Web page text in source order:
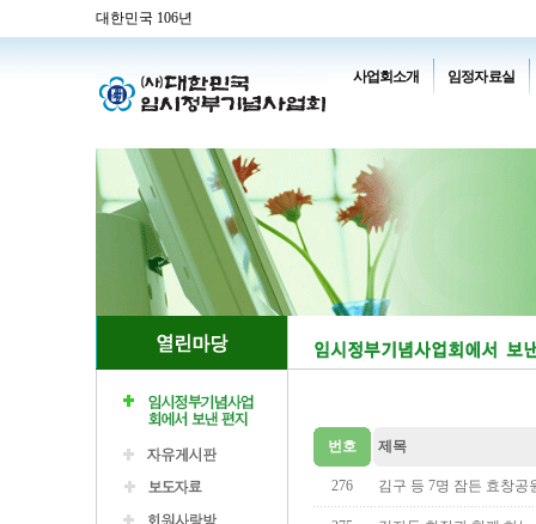
대한민국 106년
사업회소개 임정자료실
번호 제목
276 김구 등 7명 잠든 효창